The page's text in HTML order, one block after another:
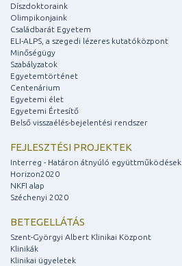
Díszdoktoraink
Olimpikonjaink
Családbarát Egyetem
ELI-ALPS, a szegedi lézeres kutatóközpont
Minőségügy
Szabályzatok
Egyetemtörténet
Centenárium
Egyetemi élet
Egyetemi Értesítő
Belső visszaélés-bejelentési rendszer
FEJLESZTÉSI PROJEKTEK
Interreg - Határon átnyúló együttműködések
Horizon2020
NKFI alap
Széchenyi 2020
BETEGELLÁTÁS
Szent-Györgyi Albert Klinikai Központ
Klinikák
Klinikai ügyeletek